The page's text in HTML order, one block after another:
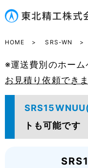
HOME SRS-WN
※運送費別のホーム
お見積り依頼できま
トも可能です